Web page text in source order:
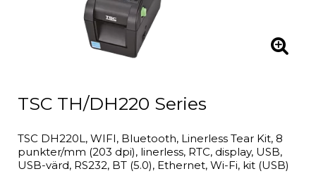
TSC TH/DH220 Series
TSC DH220L, WIFI, Bluetooth, Linerless Tear Kit, 8
punkter/mm (203 dpi), linerless, RTC, display, USB,
USB-värd, RS232, BT (5.0), Ethernet, Wi-Fi, kit (USB)